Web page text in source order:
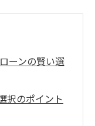
ーンの賢い選
択のポイント
点